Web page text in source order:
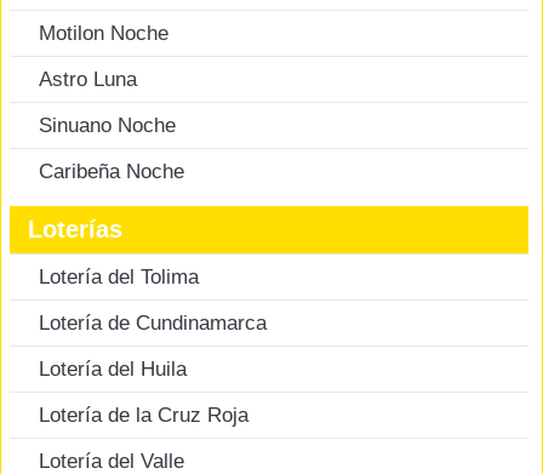
Motilon Noche
Astro Luna
Sinuano Noche
Caribeña Noche
Loterías
Lotería del Tolima
Lotería de Cundinamarca
Lotería del Huila
Lotería de la Cruz Roja
Lotería del Valle